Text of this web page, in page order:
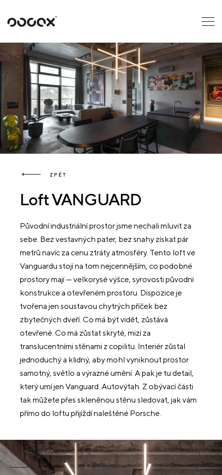
U
ČTI JAKO
ZPĚT
Loft VANGUARD
Původní industriální prostor jsme nechali mluvit za
sebe. Bez vestavných pater, bez snahy získat pár
metrů navíc za cenu ztráty atmosféry. Tento loft ve
Vanguardu stojí na tom nejcennějším, co podobné
prostory mají — velkorysé výšce, syrovosti původní
konstrukce a otevřeném prostoru. Dispozice je
tvořena jen soustavou chytrých příček bez
zbytečných dveří. Co má být vidět, zůstává
otevřené. Co má zůstat skryté, mizí za
translucentními stěnami z copilitu. Interiér zůstal
jednoduchý a klidný, aby mohl vyniknout prostor
samotný, světlo a výrazné umění. A pak je tu detail,
který umí jen Vanguard. Autovýtah. Z obývací části
tak můžete přes skleněnou stěnu sledovat, jak vám
přímo do loftu přijíždí naleštěné Porsche.